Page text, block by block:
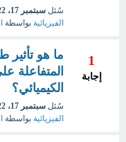
سُئل سبتمبر 17، 2022
الفيزيائية بواسطة
1
إجابة
ما هو تأثير
المتفاعلة
الكيميائي؟
سُئل سبتمبر 17، 2022
الفيزيائية بواسطة